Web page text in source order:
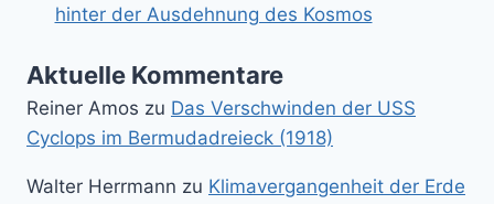
hinter der Ausdehnung des Kosmos
Aktuelle Kommentare
Reiner Amos zu Das Verschwinden der USS
Cyclops im Bermudadreieck (1918)
Walter Herrmann zu Klimavergangenheit der Erde